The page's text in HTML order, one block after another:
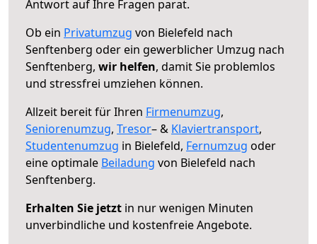
Antwort auf Ihre Fragen parat.
Ob ein Privatumzug von Bielefeld nach
Senftenberg oder ein gewerblicher Umzug nach
Senftenberg, wir helfen, damit Sie problemlos
und stressfrei umziehen können.
Allzeit bereit für Ihren Firmenumzug,
Seniorenumzug, Tresor– & Klaviertransport,
Studentenumzug in Bielefeld, Fernumzug oder
eine optimale Beiladung von Bielefeld nach
Senftenberg.
Erhalten Sie jetzt in nur wenigen Minuten
unverbindliche und kostenfreie Angebote.